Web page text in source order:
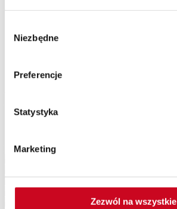
zgody
Niezbędne
Preferencje
Statystyka
Marketing
Zezwól na wszystkie
Partnerzy
Patroni Medialni Teatru